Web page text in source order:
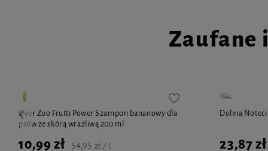
Zaufane
Over Zoo Frutti Power Szampon bananowy dla
psów ze skórą wrażliwą 200 ml
10,99 zł 54,95 zł / l
Dolina
23,87 zł